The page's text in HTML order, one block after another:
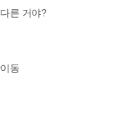
른 거야?
동